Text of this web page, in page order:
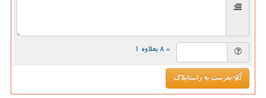
= ۸ بعلاوه ۱
بفرست به راستابلاگ